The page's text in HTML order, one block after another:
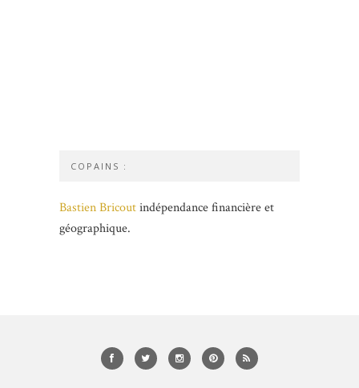
COPAINS :
Bastien Bricoutindépendance financière et
géographique.